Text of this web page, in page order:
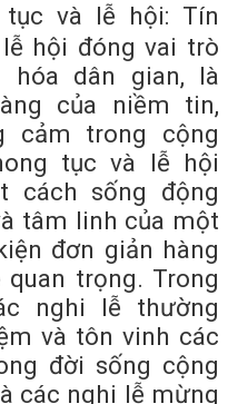
và lễ hội: Tín
hội đóng vai trò
hóa dân gian, là
của niềm tin,
cảm trong cộng
tục và lễ hội
cách sống động
tâm linh của một
đơn giản hàng
trọng. Trong
nghi lễ thường
và tôn vinh các
đời sống cộng
các nghi lễ mừng